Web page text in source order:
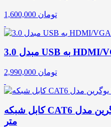
1,600,000 تومان
2,990,000 تومان
کابل شبکه CAT6 یوگرین مدل NW101 50192 طول 2
متر